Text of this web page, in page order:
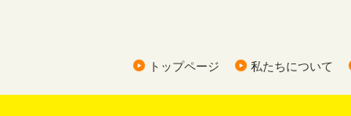
トップページ 私たちについて